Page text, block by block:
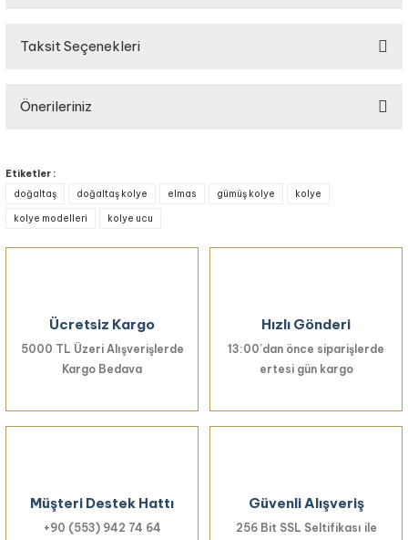
Taksit Seçenekleri
Önerileriniz
Görüş ve önerileriniz için teşekkür ederiz.
Ürün resmi kalitesiz, bozuk veya görüntülenemiyor.
Ürün fiyatı diğer sitelerden daha pahalı.
Bu ürüne benzer farklı alternatifler olmalı.
Etiketler :
doğaltaş
doğaltaş kolye elmas gümüş kolye kolye
kolye modelleri kolye ucu
Ücretsiz Kargo
5000 TL Üzeri Alışverişlerde
Kargo Bedava
Hızlı Gönderi
13:00’dan önce siparişlerde
ertesi gün kargo
Müşteri Destek Hattı
+90 (553) 942 74 64
Güvenli Alışveriş
256 Bit SSL Seltifikası ile